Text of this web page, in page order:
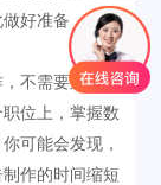
好准备，确保
不需要这些新
位上，掌握数
可能会发现，
作的时间缩短